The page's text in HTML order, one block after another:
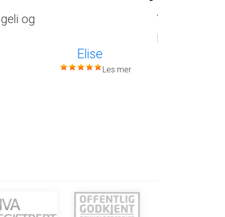
hyggelige og
Elise Grefsli